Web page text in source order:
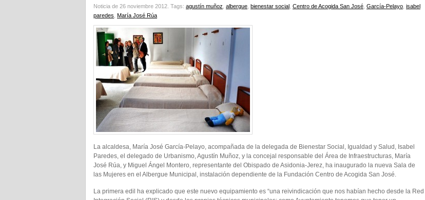
Noticia de 26 noviembre 2012. Tags: agustín muñoz albergue bienestar social Centro de Acogida San José García-Pelayo isabel
paredes María José Rúa
La alcaldesa, María José García-Pelayo, acompañada de la delegada de Bienestar Social, Igualdad y Salud, Isabel
Paredes, el delegado de Urbanismo, Agustín Muñoz, y la concejal responsable del Área de Infraestructuras, María
José Rúa, y Miguel Ángel Montero, representante del Obispado de Asidonia-Jerez, ha inaugurado la nueva Sala de
las Mujeres en el Albergue Municipal, instalación dependiente de la Fundación Centro de Acogida San José.
La primera edil ha explicado que este nuevo equipamiento es “una reivindicación que nos habían hecho desde la Red